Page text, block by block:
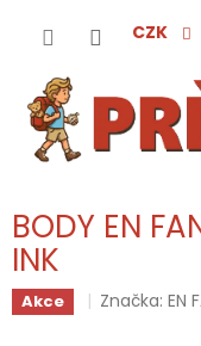
CZK
BODY EN
INK
Akce Značka:EN